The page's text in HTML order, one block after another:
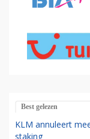
Best gelezen
KLM annuleert
staking